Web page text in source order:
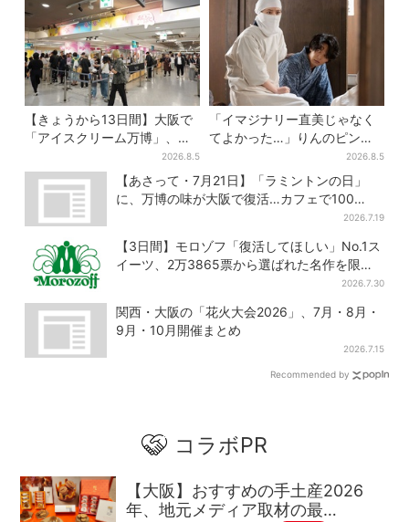
【きょうから13日間】大阪で
「アイスクリーム万博」、全
国34ブランド・100種超…初
登場の「チョコソフト」に行
2026.8.5
「イマジナリー直美じゃなく
てよかった…」りんのピンチ
に駆けつける直美、ベストな
タイミングに視聴者歓喜
2026.8.5
【あさって・7月21日】「ラミントンの日」
に、万博の味が大阪で復活…カフェで100
2026.7.19
【3日間】モロゾフ「復活してほしい」No.1ス
イーツ、2万3865票から選ばれた名作を限定
2026.7.30
関西・大阪の「花火大会2026」、7月・8月・
9月・10月開催まとめ
2026.7.15
Recommended by
コラボPR
【大阪】おすすめの手土産2026
年、地元メディア取材の最…